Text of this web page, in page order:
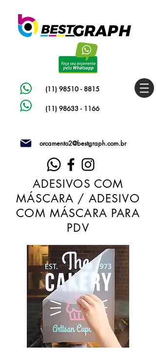
(11) 98510 - 8815
(11) 98633 - 1166
orcamento2@bestgraph.com.br
ADESIVOS COM
MÁSCARA / ADESIVO
COM MÁSCARA PARA
PDV